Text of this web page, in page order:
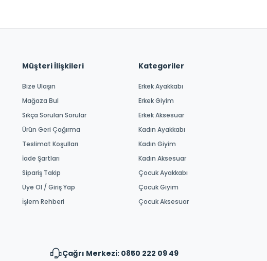
Müşteri İlişkileri
Bize Ulaşın
Mağaza Bul
Sıkça Sorulan Sorular
Ürün Geri Çağırma
Teslimat Koşulları
İade Şartları
Sipariş Takip
Üye Ol / Giriş Yap
İşlem Rehberi
Kategoriler
Erkek Ayakkabı
Erkek Giyim
Erkek Aksesuar
Kadın Ayakkabı
Kadın Giyim
Kadın Aksesuar
Çocuk Ayakkabı
Çocuk Giyim
Çocuk Aksesuar
Çağrı Merkezi: 0850 222 09 49